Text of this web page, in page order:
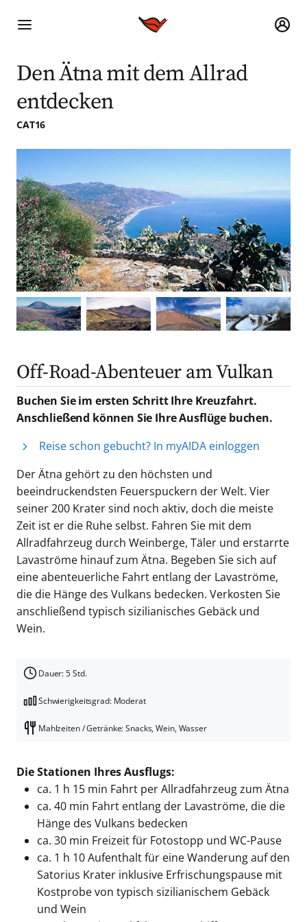
Den Ätna mit dem Allrad
entdecken
CAT16
Off-Road-Abenteuer am Vulkan
Buchen Sie im ersten Schritt Ihre Kreuzfahrt.
Anschließend können Sie Ihre Ausflüge buchen.
Reise schon gebucht? In myAIDA einloggen
Der Ätna gehört zu den höchsten und
beeindruckendsten Feuerspuckern der Welt. Vier
seiner 200 Krater sind noch aktiv, doch die meiste
Zeit ist er die Ruhe selbst. Fahren Sie mit dem
Allradfahrzeug durch Weinberge, Täler und erstarrte
Lavaströme hinauf zum Ätna. Begeben Sie sich auf
eine abenteuerliche Fahrt entlang der Lavaströme,
die die Hänge des Vulkans bedecken. Verkosten Sie
anschließend typisch sizilianisches Gebäck und
Wein.
Dauer: 5 Std.
Schwierigkeitsgrad: Moderat
Mahlzeiten / Getränke: Snacks, Wein, Wasser
Die Stationen Ihres Ausflugs:
ca. 1 h 15 min Fahrt per Allradfahrzeug zum Ätna
ca. 40 min Fahrt entlang der Lavaströme, die die
Hänge des Vulkans bedecken
ca. 30 min Freizeit für Fotostopp und WC-Pause
ca. 1 h 10 Aufenthalt für eine Wanderung auf den
Satorius Krater inklusive Erfrischungspause mit
Kostprobe von typisch sizilianischem Gebäck
und Wein